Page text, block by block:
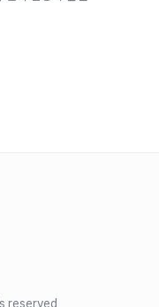
reserved